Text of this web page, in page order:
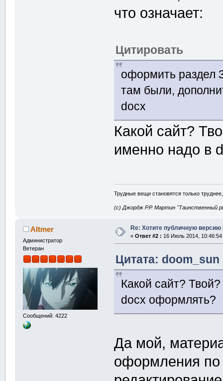
что означает:
Цитировать
оформить раздел
там были,
docx
Какой сайт?
именно надо в
Трудные вещи становятся только
(с) Джордж Р.Р. Мартин "Таинственный
Altmer
Администратор
Ветеран
Сообщений: 4222
Re: Хотите публичную версию
« Ответ #2 : 16 Июль 2014, 10:46:54
Цитата:
Какой сайт?
docx оформлять?
Да мой,
оформления по